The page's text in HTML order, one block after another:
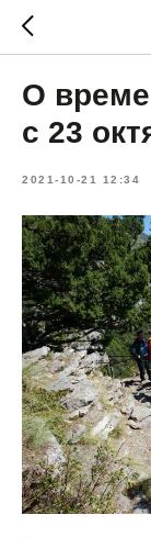
О
с 23
2021-10-21 12:34